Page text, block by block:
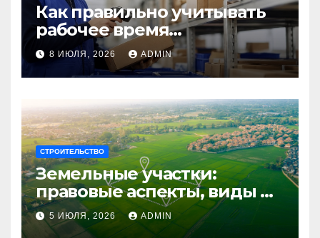
Как правильно учитывать
рабочее время
сотрудников: советы для
бизнеса
8 ИЮЛЯ, 2026 ADMIN
СТРОИТЕЛЬСТВО
Земельные участки:
правовые аспекты, виды и
возможности
использования
5 ИЮЛЯ, 2026 ADMIN